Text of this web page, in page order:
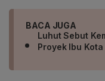
BACA JUGA
Luhut Sebut
Proyek Ibu Kota